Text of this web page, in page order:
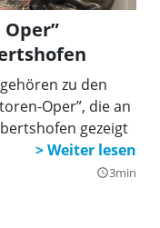
zu den
Oper”, die an
gezeigt
query_builder3min